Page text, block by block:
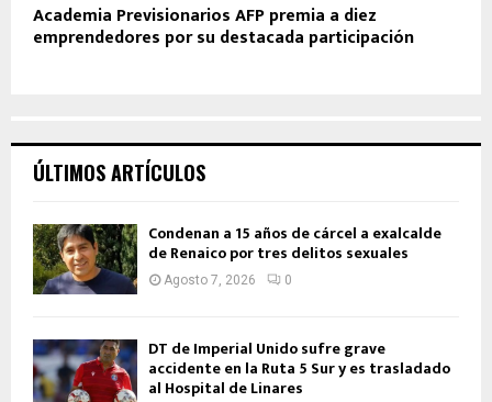
Academia Previsionarios AFP premia a diez
emprendedores por su destacada participación
ÚLTIMOS ARTÍCULOS
Condenan a 15 años de cárcel a exalcalde
de Renaico por tres delitos sexuales
Agosto 7, 2026 0
DT de Imperial Unido sufre grave
accidente en la Ruta 5 Sur y es trasladado
al Hospital de Linares